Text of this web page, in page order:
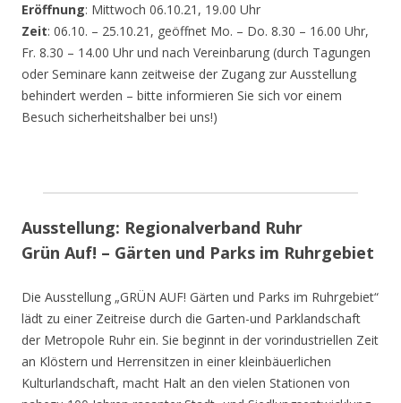
Eröffnung: Mittwoch 06.10.21, 19.00 Uhr
Zeit: 06.10. – 25.10.21, geöffnet Mo. – Do. 8.30 – 16.00 Uhr,
Fr. 8.30 – 14.00 Uhr und nach Vereinbarung (durch Tagungen
oder Seminare kann zeitweise der Zugang zur Ausstellung
behindert werden – bitte informieren Sie sich vor einem
Besuch sicherheitshalber bei uns!)
Ausstellung: Regionalverband Ruhr
Grün Auf! – Gärten und Parks im Ruhrgebiet
Die Ausstellung „GRÜN AUF! Gärten und Parks im Ruhrgebiet“
lädt zu einer Zeitreise durch die Garten-und Parklandschaft
der Metropole Ruhr ein. Sie beginnt in der vorindustriellen Zeit
an Klöstern und Herrensitzen in einer kleinbäuerlichen
Kulturlandschaft, macht Halt an den vielen Stationen von